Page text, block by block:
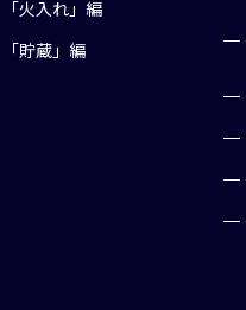
「火入れ」編
「貯蔵」編